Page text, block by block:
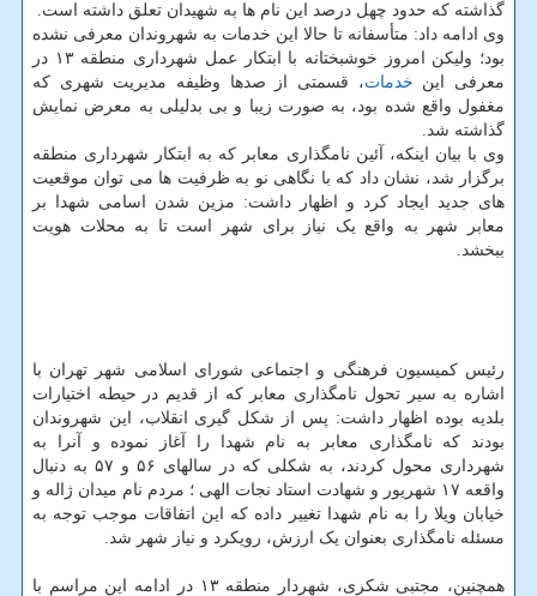
گذاشته که حدود چهل درصد این نام ها به شهیدان تعلق داشته است.
وی ادامه داد: متأسفانه تا حالا این خدمات به شهروندان معرفی نشده
بود؛ ولیکن امروز خوشبختانه با ابتکار عمل شهرداری منطقه ۱۳ در
معرفی این خدمات، قسمتی از صدها وظیفه مدیریت شهری که
مغفول واقع شده بود، به صورت زیبا و بی بدلیلی به معرض نمایش
گذاشته شد.
وی با بیان اینکه، آئین نامگذاری معابر که به ابتکار شهرداری منطقه
برگزار شد، نشان داد که با نگاهی نو به ظرفیت ها می توان موقعیت
های جدید ایجاد کرد و اظهار داشت: مزین شدن اسامی شهدا بر
معابر شهر به واقع یک نیاز برای شهر است تا به محلات هویت
ببخشد.
رئیس کمیسیون فرهنگی و اجتماعی شورای اسلامی شهر تهران با
اشاره به سیر تحول نامگذاری معابر که از قدیم در حیطه اختیارات
بلدیه بوده اظهار داشت: پس از شکل گیری انقلاب، این شهروندان
بودند که نامگذاری معابر به نام شهدا را آغاز نموده و آنرا به
شهرداری محول کردند، به شکلی که در سالهای ۵۶ و ۵۷ به دنبال
واقعه ۱۷ شهریور و شهادت استاد نجات الهی ؛ مردم نام میدان ژاله و
خیابان ویلا را به نام شهدا تغییر داده که این اتفاقات موجب توجه به
مسئله نامگذاری بعنوان یک ارزش، رویکرد و نیاز شهر شد.
همچنین، مجتبی شکری، شهردار منطقه ۱۳ در ادامه این مراسم با